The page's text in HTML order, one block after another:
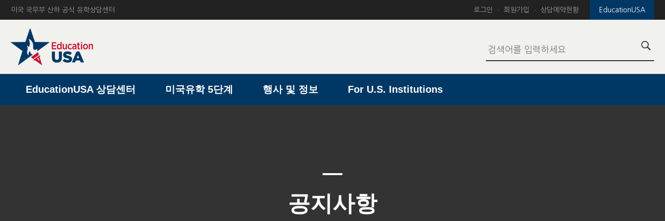
미국 국무부 산하 공식 유학상담센터 EducationUSA
로그인 회원가입 상담예약현황
EducationUSA 상담센터 미국유학 5단계 행사 및 정보 For U.S. Institutions
공지사항